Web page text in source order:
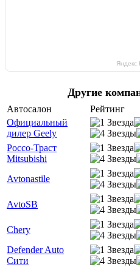
Яндекс
Другие
Автосалон
Рейтинг
Официальный
дилер Geely
Россо-Траст
Mitsubishi
Avtonastile
AvtoSB
Chery
Defender Auto
Сити